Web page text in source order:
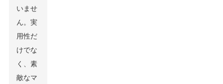
いませ
ん。実
用性だ
けでな
く、素
敵なマ